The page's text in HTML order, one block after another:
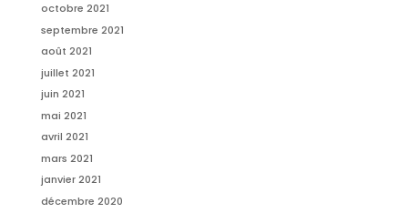
octobre 2021
septembre 2021
août 2021
juillet 2021
juin 2021
mai 2021
avril 2021
mars 2021
janvier 2021
décembre 2020